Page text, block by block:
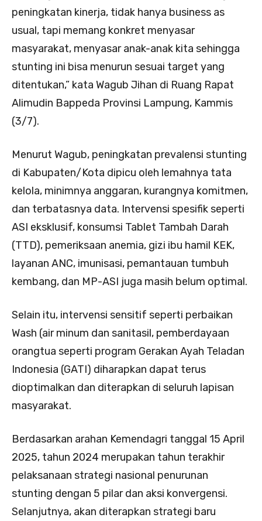
peningkatan kinerja, tidak hanya business as
usual, tapi memang konkret menyasar
masyarakat, menyasar anak-anak kita sehingga
stunting ini bisa menurun sesuai target yang
ditentukan,” kata Wagub Jihan di Ruang Rapat
Alimudin Bappeda Provinsi Lampung, Kammis
(3/7).
Menurut Wagub, peningkatan prevalensi stunting
di Kabupaten/Kota dipicu oleh lemahnya tata
kelola, minimnya anggaran, kurangnya komitmen,
dan terbatasnya data. Intervensi spesifik seperti
ASI eksklusif, konsumsi Tablet Tambah Darah
(TTD), pemeriksaan anemia, gizi ibu hamil KEK,
layanan ANC, imunisasi, pemantauan tumbuh
kembang, dan MP-ASI juga masih belum optimal.
Selain itu, intervensi sensitif seperti perbaikan
Wash (air minum dan sanitasil, pemberdayaan
orangtua seperti program Gerakan Ayah Teladan
Indonesia (GATI) diharapkan dapat terus
dioptimalkan dan diterapkan di seluruh lapisan
masyarakat.
Berdasarkan arahan Kemendagri tanggal 15 April
2025, tahun 2024 merupakan tahun terakhir
pelaksanaan strategi nasional penurunan
stunting dengan 5 pilar dan aksi konvergensi.
Selanjutnya, akan diterapkan strategi baru